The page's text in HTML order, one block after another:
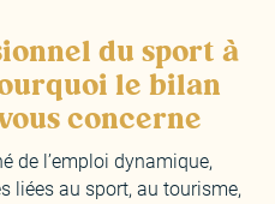
du sport à
le bilan
concerne
de l’emploi dynamique,
liées au sport, au tourisme,